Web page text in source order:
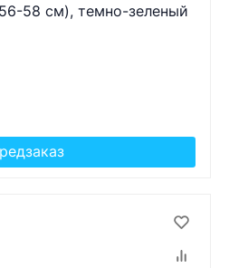
58 см), темно-зеленый